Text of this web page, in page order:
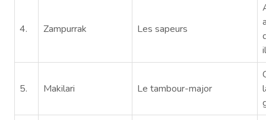
4. Zampurrak Les sapeurs
5. Makilari Le tambour-major